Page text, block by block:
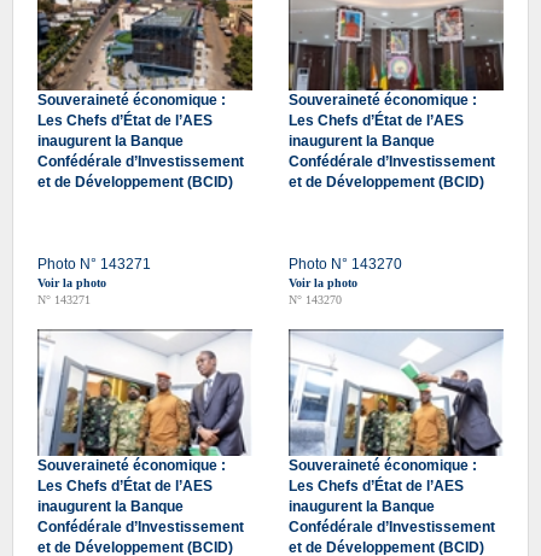
Souveraineté économique :
Les Chefs d’État de l’AES
inaugurent la Banque
Confédérale d’Investissement
et de Développement (BCID)
Photo N° 143271
Voir la photo
N° 143271
Souveraineté économique :
Les Chefs d’État de l’AES
inaugurent la Banque
Confédérale d’Investissement
et de Développement (BCID)
Photo N° 143270
Voir la photo
N° 143270
Souveraineté économique :
Les Chefs d’État de l’AES
inaugurent la Banque
Confédérale d’Investissement
et de Développement (BCID)
Souveraineté économique :
Les Chefs d’État de l’AES
inaugurent la Banque
Confédérale d’Investissement
et de Développement (BCID)